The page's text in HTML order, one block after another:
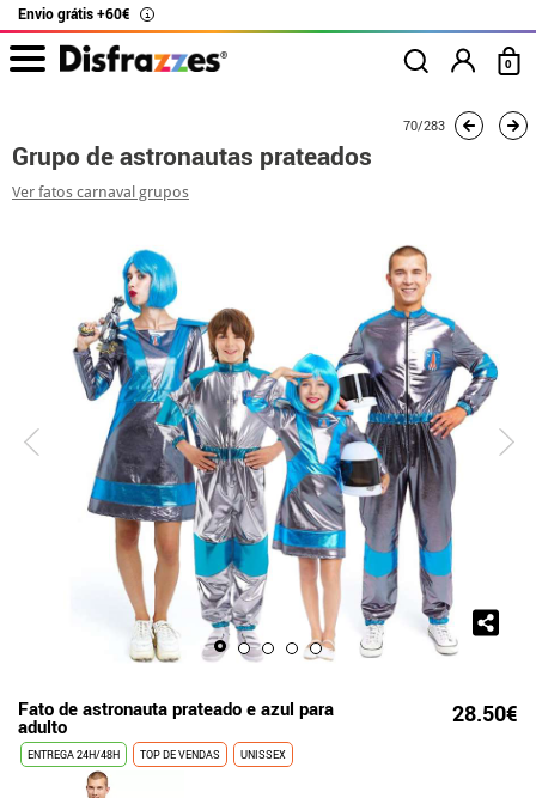
Envio grátis +60€ i
0
Grupo de astronautas prateados
70/283
Grupo de astronautas prateados
Ver fatos carnaval grupos
Fato de astronauta prateado e azul para
adulto 28.50€
ENTREGA 24H/48H TOP DE VENDAS UNISSEX